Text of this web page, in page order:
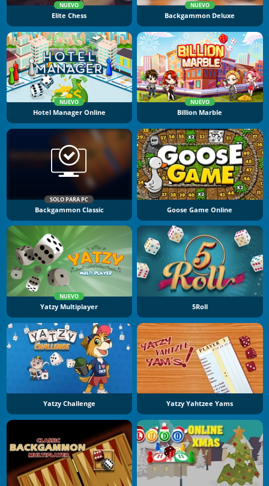
NUEVO
Elite Chess
NUEVO
Backgammon Deluxe
NUEVO
Hotel Manager Online
NUEVO
Billion Marble
SOLO PARA PC
Backgammon Classic Goose Game Online
NUEVO
Yatzy Multiplayer 5Roll
Yatzy Challenge Yatzy Yahtzee Yams